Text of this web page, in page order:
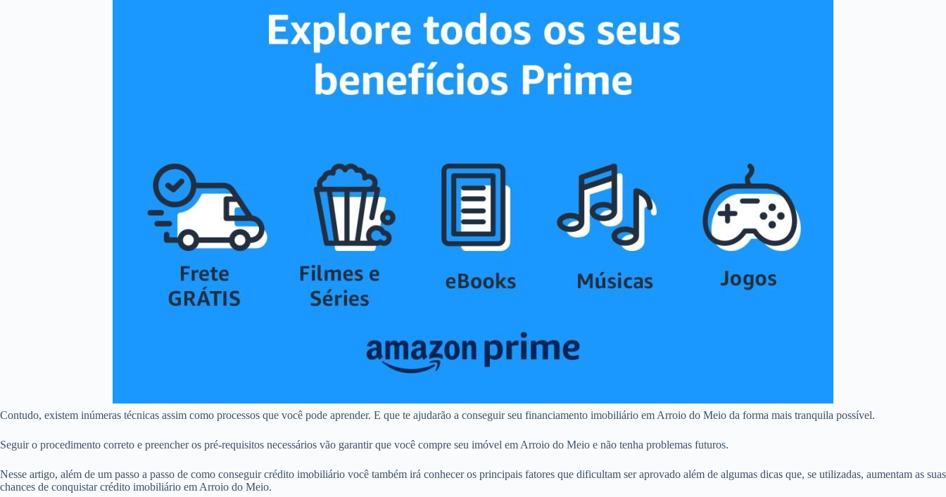
Contudo, existem inúmeras técnicas assim como processos que você pode aprender. E que te ajudarão a conseguir seu financiamento imobiliário em Arroio do Meio da forma mais tranquila possível.
Seguir o procedimento correto e preencher os pré-requisitos necessários vão garantir que você compre seu imóvel em Arroio do Meio e não tenha problemas futuros.
Nesse artigo, além de um passo a passo de como conseguir crédito imobiliário você também irá conhecer os principais fatores que dificultam ser aprovado além de algumas dicas que, se utilizadas, aumentam as suas
chances de conquistar crédito imobiliário em Arroio do Meio.